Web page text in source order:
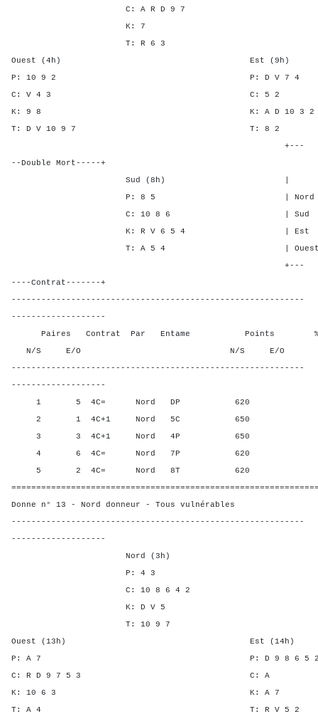
C: A R D 9 7
K: 7
T: R 6 3
Ouest (4h) Est (9h)
P: 10 9 2 P: D V
C: V 4 3 C:
K: 9 8 K: A D 10
T: D V 10 9 7 T:
+---
--Double Mort-----+
Sud (8h) | SA P C
P: 8 5 | Nord 4 4
C: 10 8 6 | Sud 4 4
K: R V 6 5 4 | Est -
T: A 5 4 | Ouest - -
+---
----Contrat-------+
-----------------------------------------------------------
-------------------
Paires Contrat Par Entame Points %
N/S E/O N/S E/O N/
-----------------------------------------------------------
-------------------
1 5 4C= Nord DP 620
2 1 4C+1 Nord 5C 650
3 3 4C+1 Nord 4P 650
4 6 4C= Nord 7P 620
5 2 4C= Nord 8T 620
Donne n° 13 - Nord donneur - Tous vulnérables
-----------------------------------------------------------
-------------------
Nord (3h)
P: 4 3
C: 10 8 6 4 2
K: D V 5
T: 10 9 7
Ouest (13h) Est (14h)
P: A 7 P: D 9 8 6
C: R D 9 7 5 3
K: 10 6 3 K:
T: A 4 T: R V